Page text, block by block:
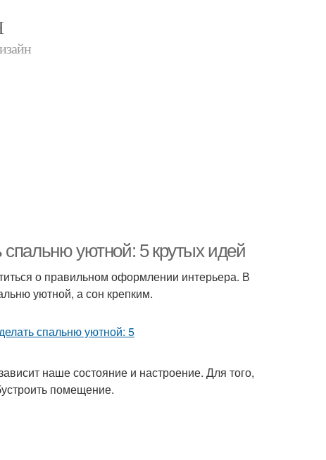
уютной: 5 крутых идей
о правильном оформлении интерьера. В
уютной, а сон крепким.
наше состояние и настроение. Для того,
помещение.